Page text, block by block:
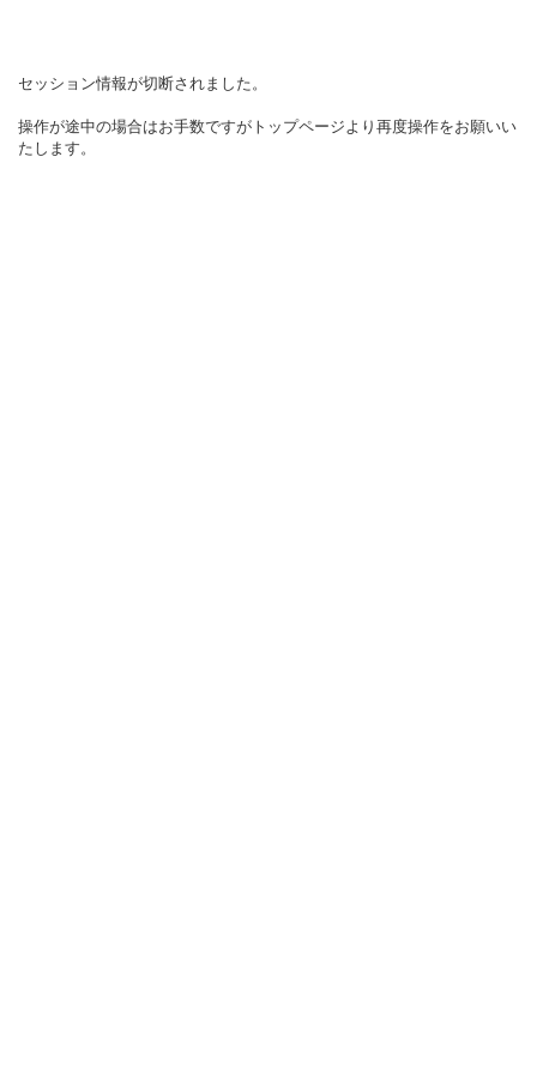
セッション情報が切断されました。
操作が途中の場合はお手数ですがトップページより再度操作をお願いい
たします。